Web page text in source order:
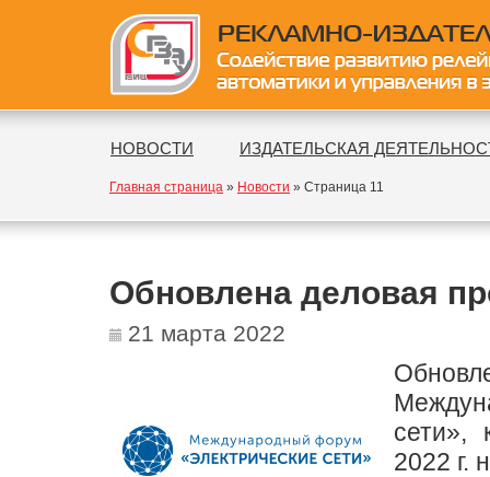
НОВОСТИ ИЗДАТЕЛЬСКАЯ
Главная страница » Новости » Страница 11
Обновлена деловая
21 марта 2022
сети»,
2022 г.